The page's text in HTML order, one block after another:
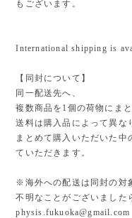
もございます。
International shipping is
【同封について】
同一配送先へ、
複数商品を1個の荷物にま
送料は購入品によって異な
まとめて購入いただいた中
ていただきます。
※海外への配送は同封の対
不明なことがございました
physis.fukuoka@gmail.com